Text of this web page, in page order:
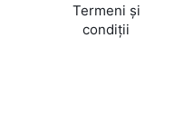
Termeni și
condiții